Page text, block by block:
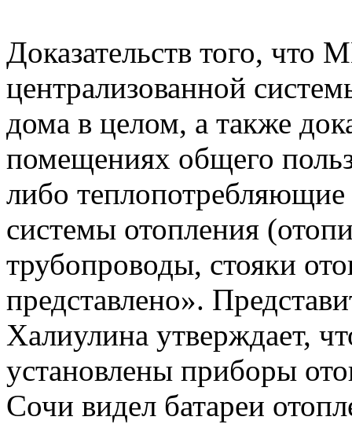
Доказательств того, что
централизованной
дома в целом, а также
помещениях общего
либо
системы отопления
трубопроводы, стояки
представлено».
Халиулина утверждает,
установлены приборы
Сочи видел батареи